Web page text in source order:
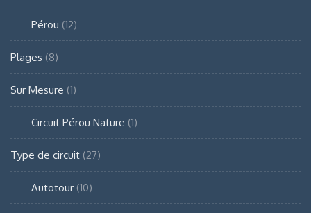
Pérou (12)
Plages (8)
Sur Mesure (1)
Circuit Pérou Nature (1)
Type de circuit (27)
Autotour (10)